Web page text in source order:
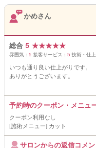
かめさん
総合 5 ★★★★★
雰囲気： 5 接客サービス： 5 技術・仕上
いつも通り良い仕上がりです。
ありがとうございます。
予約時のクーポン・メニュ
クーポン利用なし
[施術メニュー] カット
サロンからの返信コメン